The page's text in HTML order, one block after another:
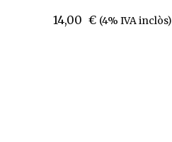
14,00 € (4% IVA inclòs)